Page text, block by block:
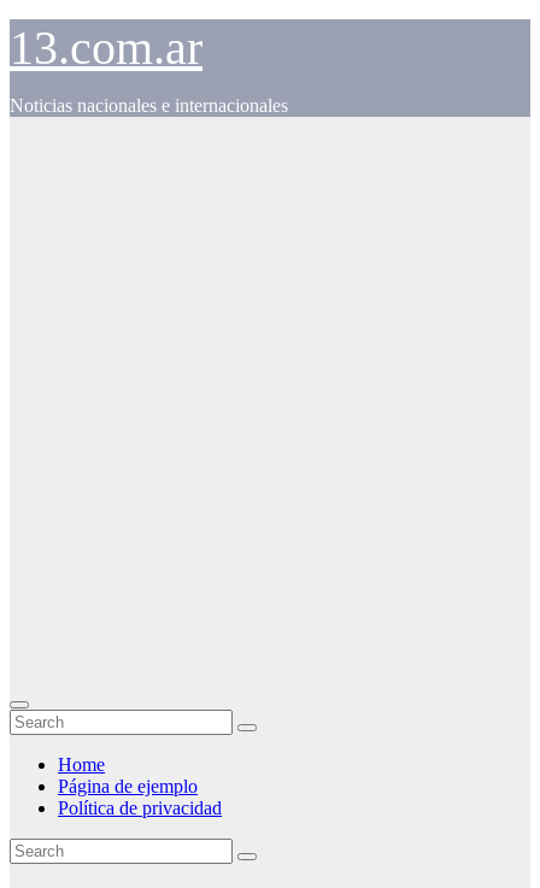
Skip
content
13.com.ar
Noticias nacionales e internacionales
Home
Página de ejemplo
Política de privacidad